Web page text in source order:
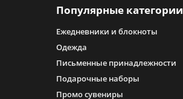
Популярные категории
Ежедневники и блокноты
Одежда
Письменные принадлежности
Подарочные наборы
Промо сувениры